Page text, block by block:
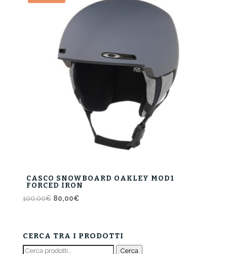
100,00€. 80,00€.
CASCO SNOWBOARD OAKLEY MOD1
FORCED IRON
100,00€ Il
era:
100,00€.
80,00€Il
è:
80,00€.
CERCA TRA I PRODOTTI
Cerca: Cerca